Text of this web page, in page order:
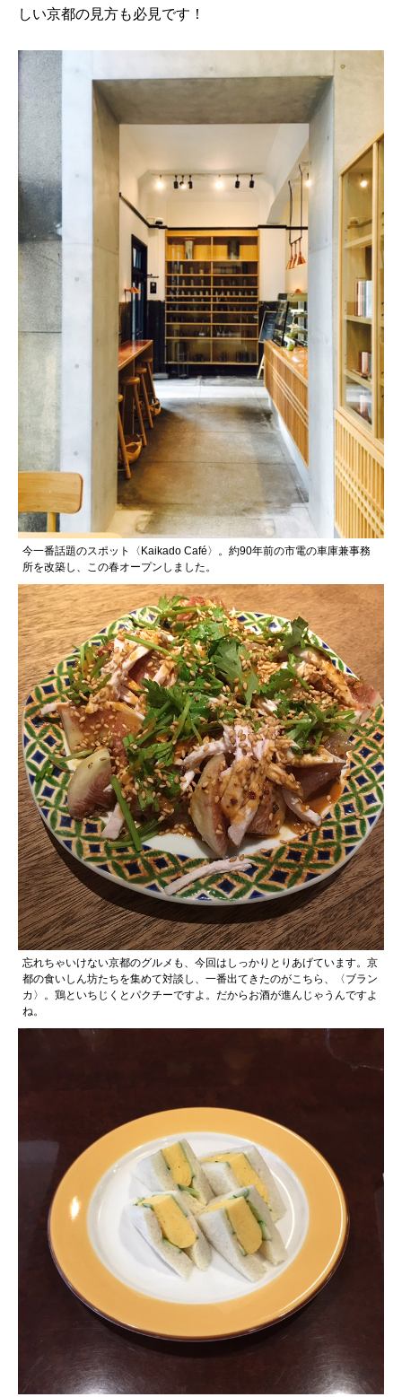
しい京都の見方も必見です！
今一番話題のスポット〈Kaikado Café〉。約90年前の市電の車庫兼事務
所を改築し、この春オープンしました。
忘れちゃいけない京都のグルメも、今回はしっかりとりあげています。京
都の食いしん坊たちを集めて対談し、一番出てきたのがこちら、〈ブラン
カ〉。鶏といちじくとパクチーですよ。だからお酒が進んじゃうんですよ
ね。